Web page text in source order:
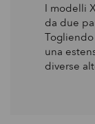
I modelli
da due
una
diverse